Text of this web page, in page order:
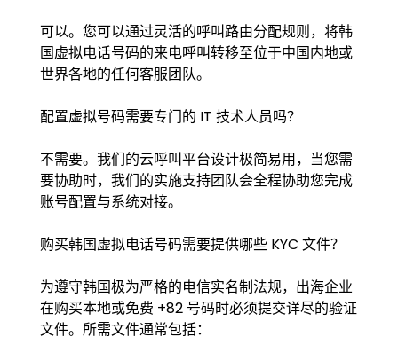
可以。您可以通过灵活的呼叫路由分配规则，将韩
国虚拟电话号码的来电呼叫转移至位于中国内地或
世界各地的任何客服团队。
配置虚拟号码需要专门的 IT 技术人员吗？
不需要。我们的云呼叫平台设计极简易用，当您需
要协助时，我们的实施支持团队会全程协助您完成
账号配置与系统对接。
购买韩国虚拟电话号码需要提供哪些 KYC 文件？
为遵守韩国极为严格的电信实名制法规，出海企业
在购买本地或免费 +82 号码时必须提交详尽的验证
文件。所需文件通常包括：